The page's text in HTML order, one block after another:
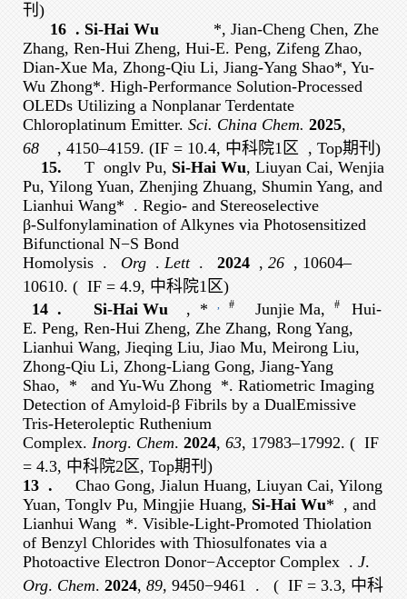
刊)
16 . Si-Hai Wu
*, Jian-Cheng Chen, Zhe
Zhang, Ren-Hui Zheng, Hui-E. Peng, Zifeng Zhao,
Dian-Xue Ma, Zhong-Qiu Li, Jiang-Yang Shao*, Yu-
Wu Zhong*. High-Performance Solution-Processed
OLEDs Utilizing a Nonplanar Terdentate
Chloroplatinum Emitter. Sci. China Chem. 2025,
68
, 4150–4159. (IF = 10.4, 中科院1区 , Top期刊 )
15.
T onglv Pu, Si-Hai Wu, Liuyan Cai, Wenjia
Pu, Yilong Yuan, Zhenjing Zhuang, Shumin Yang, and
Lianhui Wang* . Regio- and Stereoselective
β‑Sulfonylamination of Alkynes via Photosensitized
Bifunctional N−S Bond
Homolysis . Org . Lett . 2024 , 26 , 10604–
10610. ( IF = 4.9, 中科院1区)
14 . Si-Hai Wu , * , # Junjie Ma, #
Hui-
E. Peng, Ren-Hui Zheng, Zhe Zhang, Rong Yang,
Lianhui Wang, Jieqing Liu, Jiao Mu, Meirong Liu,
Zhong-Qiu Li, Zhong-Liang Gong, Jiang-Yang
Shao, * and Yu-Wu Zhong *. Ratiometric Imaging
Detection of Amyloid‑β Fibrils by a DualEmissive
Tris-Heteroleptic Ruthenium
Complex. Inorg. Chem. 2024, 63, 17983–17992. ( IF
= 4.3, 中科院2区, Top期刊)
13 .
Chao Gong, Jialun Huang, Liuyan Cai, Yilong
Yuan, Tonglv Pu, Mingjie Huang, Si-Hai Wu* , and
Lianhui Wang *. Visible-Light-Promoted Thiolation
of Benzyl Chlorides with Thiosulfonates via a
Photoactive Electron Donor−Acceptor Complex . J.
Org. Chem. 2024, 89, 9450−9461 . ( IF = 3.3, 中科